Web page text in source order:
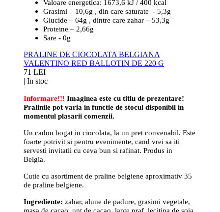
Valoare energetica: 1673,6 kJ / 400 kcal
Grasimi – 10,6g , din care saturate - 5,3g
Glucide – 64g , dintre care zahar – 53,3g
Proteine – 2,66g
Sare - 0g
PRALINE DE CIOCOLATA BELGIANA
VALENTINO RED BALLOTIN DE 220 G
71 LEI
| In stoc
Informare!!! Imaginea este cu titlu de prezentare!
Pralinile pot varia in functie de stocul disponibil in
momentul plasarii comenzii.
Un cadou bogat in ciocolata, la un pret convenabil. Este
foarte potrivit si pentru evenimente, cand vrei sa iti
servesti invitatii cu ceva bun si rafinat. Produs in
Belgia.
Cutie cu asortiment de praline belgiene aproximativ 35
de praline belgiene.
Ingrediente: zahar, alune de padure, grasimi vegetale,